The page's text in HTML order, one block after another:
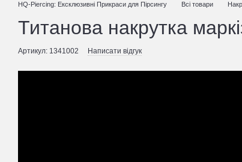
HQ-Piercing: Ексклюзивні Прикраси для Пірсингу Всі товари
Титанова накрутка
Артикул: 1341002 Написати відгук